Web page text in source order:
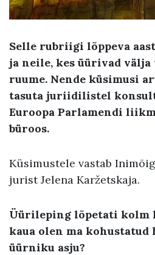
Selle rubriigi lõppeva
ja neile, kes üürivad
ruume. Nende küsimusi
tasuta juriidilistel
Euroopa Parlamendi
büroos.
Küsimustele vastab
jurist Jelena Karžetskaja.
Üürileping lõpetati kolm
kaua olen ma kohustatud
üürniku asju?